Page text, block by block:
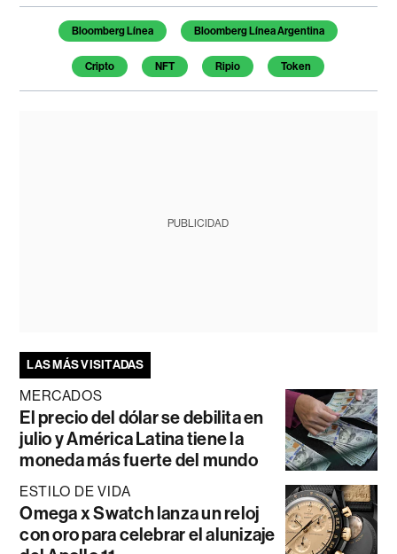
Temas de este artículo
Bloomberg Línea Bloomberg Línea Argentina
Cripto NFT Ripio Token
PUBLICIDAD
LAS MÁS VISITADAS
MERCADOS
El precio del dólar se debilita en
julio y América Latina tiene la
moneda más fuerte del mundo
ESTILO DE VIDA
Omega x Swatch lanza un reloj
con oro para celebrar el alunizaje